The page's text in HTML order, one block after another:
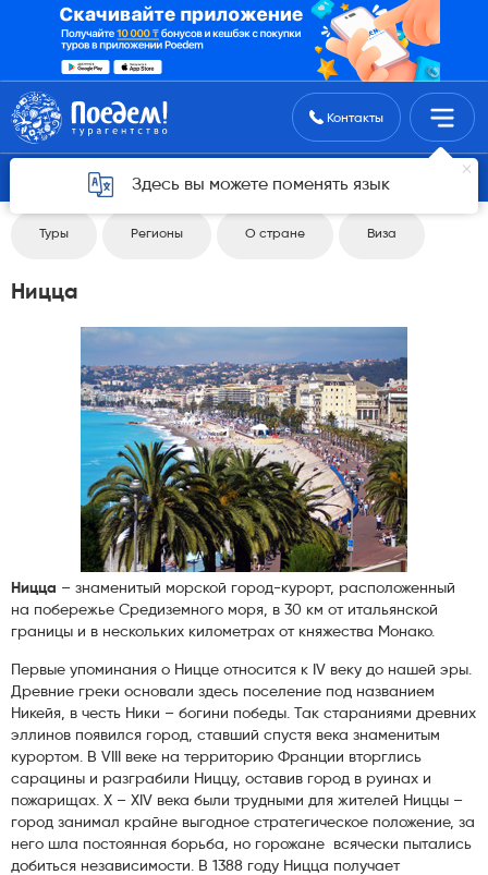
Поиск туровКонтакты
Здесь вы можете поменять язык
Вернуться 4
Туры Регионы О стране Виза
Ницца
Ницца – знаменитый морской город-курорт, расположенный
на побережье Средиземного моря, в 30 км от итальянской
границы и в нескольких километрах от княжества Монако.
Первые упоминания о Ницце относится к IV веку до нашей эры.
Древние греки основали здесь поселение под названием
Никейя, в честь Ники – богини победы. Так стараниями древних
эллинов появился город, ставший спустя века знаменитым
курортом. В VIII веке на территорию Франции вторглись
сарацины и разграбили Ниццу, оставив город в руинах и
пожарищах. X – XIV века были трудными для жителей Ниццы –
город занимал крайне выгодное стратегическое положение, за
него шла постоянная борьба, но горожане всячески пытались
добиться независимости. В 1388 году Ницца получает